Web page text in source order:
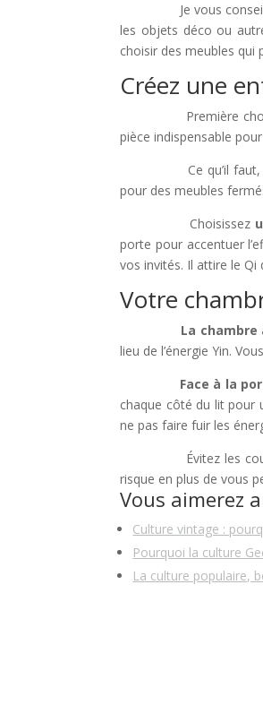
Je vous
les objets déco ou
choisir des meubles qui
Créez une
Première chose
pièce indispensable
Ce qu’il faut,
pour des meubles
Choisissez
porte pour accentuer
vos invités. Il attire le Qi
Votre
La chambre
lieu de l’énergie Yin.
Face à la
chaque côté du lit pour
ne pas faire fuir les
Évitez les couleurs
risque en plus de vous
Vous aimerez
Culture vintage :
Pourquoi la culture
La culture populaire,